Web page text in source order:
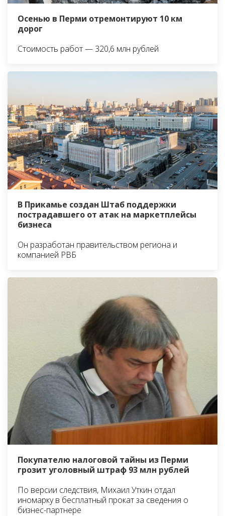
Осенью в Перми отремонтируют 10 км
дорог
Стоимость работ — 320,6 млн рублей
В Прикамье создан Штаб поддержки
пострадавшего от атак на маркетплейсы
бизнеса
Он разработан правительством региона и
компанией РВБ
Покупателю налоговой тайны из Перми
грозит уголовный штраф 93 млн рублей
По версии следствия, Михаил Уткин отдал
иномарку в бесплатный прокат за сведения о
бизнес-партнере